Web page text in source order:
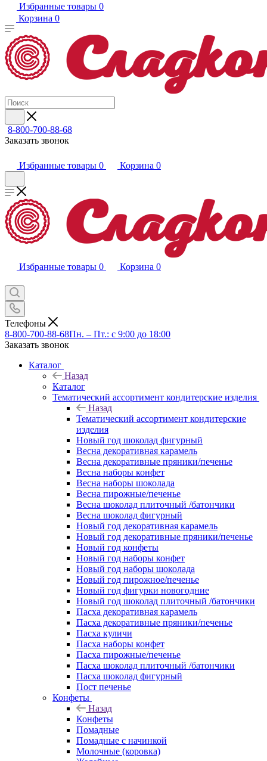
Избранные товары 0
Корзина 0
8-800-700-88-68
Заказать звонок
Избранные товары 0 Корзина 0
Избранные товары 0 Корзина 0
Телефоны
8-800-700-88-68Пн. – Пт.: с 9:00 до 18:00
Заказать звонок
Каталог
Назад
Каталог
Тематический ассортимент кондитерские изделия
Назад
Тематический ассортимент кондитерские
изделия
Новый год шоколад фигурный
Весна декоративная карамель
Весна декоративные пряники/печенье
Весна наборы конфет
Весна наборы шоколада
Весна пирожные/печенье
Весна шоколад плиточный /батончики
Весна шоколад фигурный
Новый год декоративная карамель
Новый год декоративные пряники/печенье
Новый год конфеты
Новый год наборы конфет
Новый год наборы шоколада
Новый год пирожное/печенье
Новый год фигурки новогодние
Новый год шоколад плиточный /батончики
Пасха декоративная карамель
Пасха декоративные пряники/печенье
Пасха куличи
Пасха наборы конфет
Пасха пирожные/печенье
Пасха шоколад плиточный /батончики
Пасха шоколад фигурный
Пост печенье
Конфеты
Назад
Конфеты
Помадные
Помадные с начинкой
Молочные (коровка)